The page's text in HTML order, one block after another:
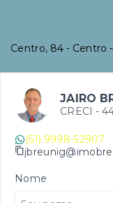
Centro, 84 - Centro
JAIRO
CRECI -
(51) 9998-52907
Nome